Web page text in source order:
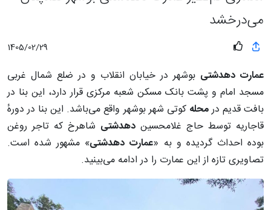
می‌درخشد
1405/02/29
عمارت دهدشتی بوشهر در خیابان انقلاب و در ضلع شمال غربی
مسجد امام و پشت بانک مسکن شعبه مرکزی قرار دارد، این بنا در
بافت قدیم درمحله کوتی شهر بوشهر واقع می‌باشد. این بنا در دورهٔ
قاجاریه توسط حاج غلامحسین دهدشتی شاهرخ که تاجر روغن
بوده احداث گردیده و به «عمارت دهدشتی» مشهور شده است.
تصاویری تازه از این عمارت را در ادامه می‌بینید.